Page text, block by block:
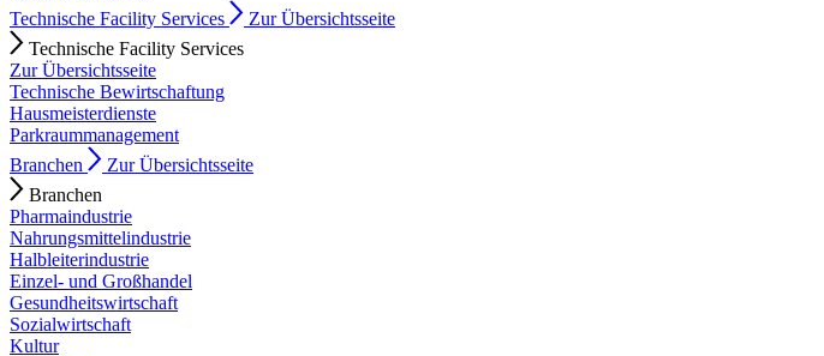
Technische Facility Services
Zur Übersichtsseite
Technische Facility Services
Zur Übersichtsseite
Technische Bewirtschaftung
Hausmeisterdienste
Parkraummanagement
Branchen
Zur Übersichtsseite
Branchen
Pharmaindustrie
Nahrungsmittelindustrie
Halbleiterindustrie
Einzel- und Großhandel
Gesundheitswirtschaft
Sozialwirtschaft
Kultur